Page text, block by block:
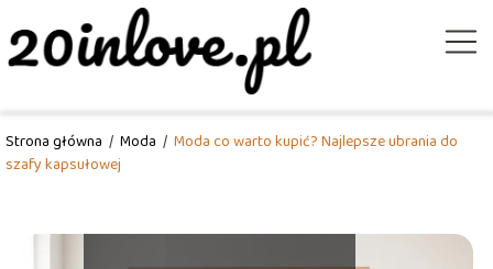
Strona główna / Moda / Moda co warto kupić? Najlepsze ubrania do
szafy kapsułowej